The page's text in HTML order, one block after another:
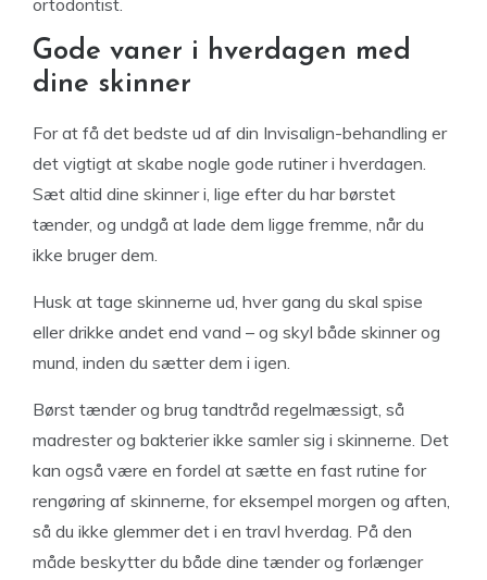
ortodontist.
Gode vaner i hverdagen med
dine skinner
For at få det bedste ud af din Invisalign-behandling er
det vigtigt at skabe nogle gode rutiner i hverdagen.
Sæt altid dine skinner i, lige efter du har børstet
tænder, og undgå at lade dem ligge fremme, når du
ikke bruger dem.
Husk at tage skinnerne ud, hver gang du skal spise
eller drikke andet end vand – og skyl både skinner og
mund, inden du sætter dem i igen.
Børst tænder og brug tandtråd regelmæssigt, så
madrester og bakterier ikke samler sig i skinnerne. Det
kan også være en fordel at sætte en fast rutine for
rengøring af skinnerne, for eksempel morgen og aften,
så du ikke glemmer det i en travl hverdag. På den
måde beskytter du både dine tænder og forlænger